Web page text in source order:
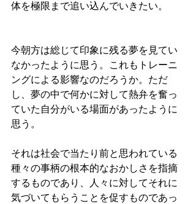
体を極限まで追い込んでいきたい。
今朝方は総じて印象に残る夢を見てい
なかったように思う。これもトレーニ
ングによる影響なのだろうか。ただ
し、夢の中で何かに対して熱弁を奮っ
ていた自分がいる場面があったように
思う。
それは社会で当たり前と思われている
種々の事柄の根本的なおかしさを指摘
するものであり、人々に対してそれに
気づいてもらうことを促すものであっ